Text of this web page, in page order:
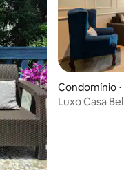
Condomínio
Luxo Casa